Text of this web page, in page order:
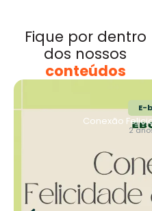
Fique por dentro
dos nossos
conteúdos
E-
Conexão
2